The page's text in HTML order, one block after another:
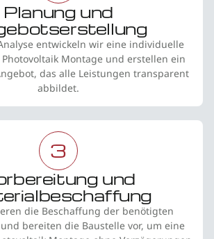
Planung und
entwickeln wir eine individuelle
Montage und erstellen ein
das alle Leistungen transparent
abbildet.
3
und
die Beschaffung der benötigten
bereiten die Baustelle vor, um eine